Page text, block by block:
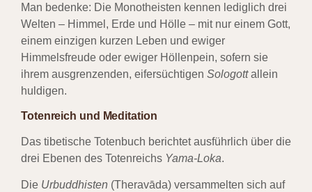
Man bedenke: Die Monotheisten kennen lediglich drei
Welten – Himmel, Erde und Hölle – mit nur einem Gott,
einem einzigen kurzen Leben und ewiger
Himmelsfreude oder ewiger Höllenpein, sofern sie
ihrem ausgrenzenden, eifersüchtigen Sologottallein
huldigen.
Totenreich und Meditation
Das tibetische Totenbuch berichtet ausführlich über die
drei Ebenen des Totenreichs Yama-Loka.
Die Urbuddhisten (Theravāda) versammelten sich auf